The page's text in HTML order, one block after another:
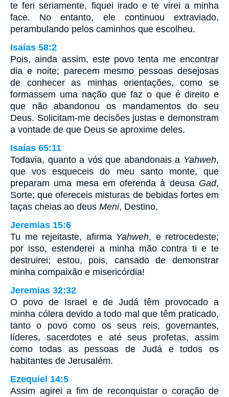
te feri seriamente, fiquei irado e te virei a minha
face. No entanto, ele continuou extraviado,
perambulando pelos caminhos que escolheu.
Isaías 58:2
Pois, ainda assim, este povo tenta me encontrar
dia e noite; parecem mesmo pessoas desejosas
de conhecer as minhas orientações, como se
formassem uma nação que faz o que é direito e
que não abandonou os mandamentos do seu
Deus. Solicitam-me decisões justas e demonstram
a vontade de que Deus se aproxime deles.
Isaías 65:11
Todavia, quanto a vós que abandonais a Yahweh,
que vos esqueceis do meu santo monte, que
preparam uma mesa em oferenda à deusa Gad,
Sorte; que ofereceis misturas de bebidas fortes em
taças cheias ao deus Meni, Destino,
Jeremias 15:6
Tu me rejeitaste, afirma Yahweh, e retrocedeste;
por isso, estenderei a minha mão contra ti e te
destruirei; estou, pois, cansado de demonstrar
minha compaixão e misericórdia!
Jeremias 32:32
O povo de Israel e de Judá têm provocado a
minha cólera devido a todo mal que têm praticado,
tanto o povo como os seus reis, governantes,
líderes, sacerdotes e até seus profetas, assim
como todas as pessoas de Judá e todos os
habitantes de Jerusalém.
Ezequiel 14:5
Assim agirei a fim de reconquistar o coração de